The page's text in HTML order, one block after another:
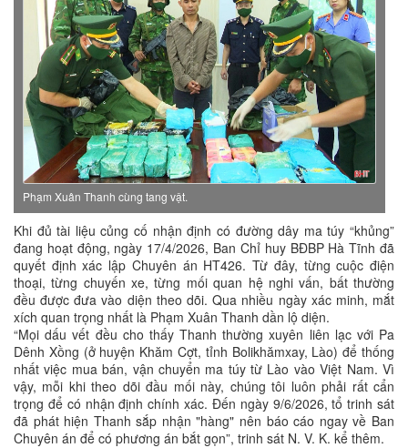
Phạm Xuân Thanh cùng tang vật.
Khi đủ tài liệu củng cố nhận định có đường dây ma túy “khủng”
đang hoạt động, ngày 17/4/2026, Ban Chỉ huy BĐBP Hà Tĩnh đã
quyết định xác lập Chuyên án HT426. Từ đây, từng cuộc điện
thoại, từng chuyến xe, từng mối quan hệ nghi vấn, bất thường
đều được đưa vào diện theo dõi. Qua nhiều ngày xác minh, mắt
xích quan trọng nhất là Phạm Xuân Thanh dần lộ diện.
“Mọi dấu vết đều cho thấy Thanh thường xuyên liên lạc với Pa
Dênh Xồng (ở huyện Khăm Cợt, tỉnh Bolikhămxay, Lào) để thống
nhất việc mua bán, vận chuyển ma túy từ Lào vào Việt Nam. Vì
vậy, mỗi khi theo dõi đầu mối này, chúng tôi luôn phải rất cẩn
trọng để có nhận định chính xác. Đến ngày 9/6/2026, tổ trinh sát
đã phát hiện Thanh sắp nhận "hàng" nên báo cáo ngay về Ban
Chuyên án để có phương án bắt gọn”, trinh sát N. V. K. kể thêm.